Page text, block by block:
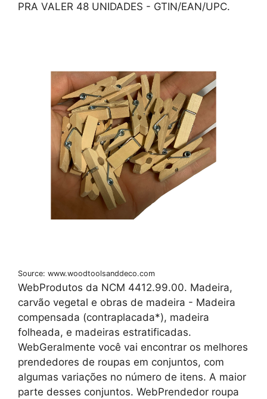
PRA VALER 48 UNIDADES - GTIN/EAN/UPC.
Source: www.woodtoolsanddeco.com
WebProdutos da NCM 4412.99.00. Madeira,
carvão vegetal e obras de madeira - Madeira
compensada (contraplacada*), madeira
folheada, e madeiras estratificadas.
WebGeralmente você vai encontrar os melhores
prendedores de roupas em conjuntos, com
algumas variações no número de itens. A maior
parte desses conjuntos. WebPrendedor roupa